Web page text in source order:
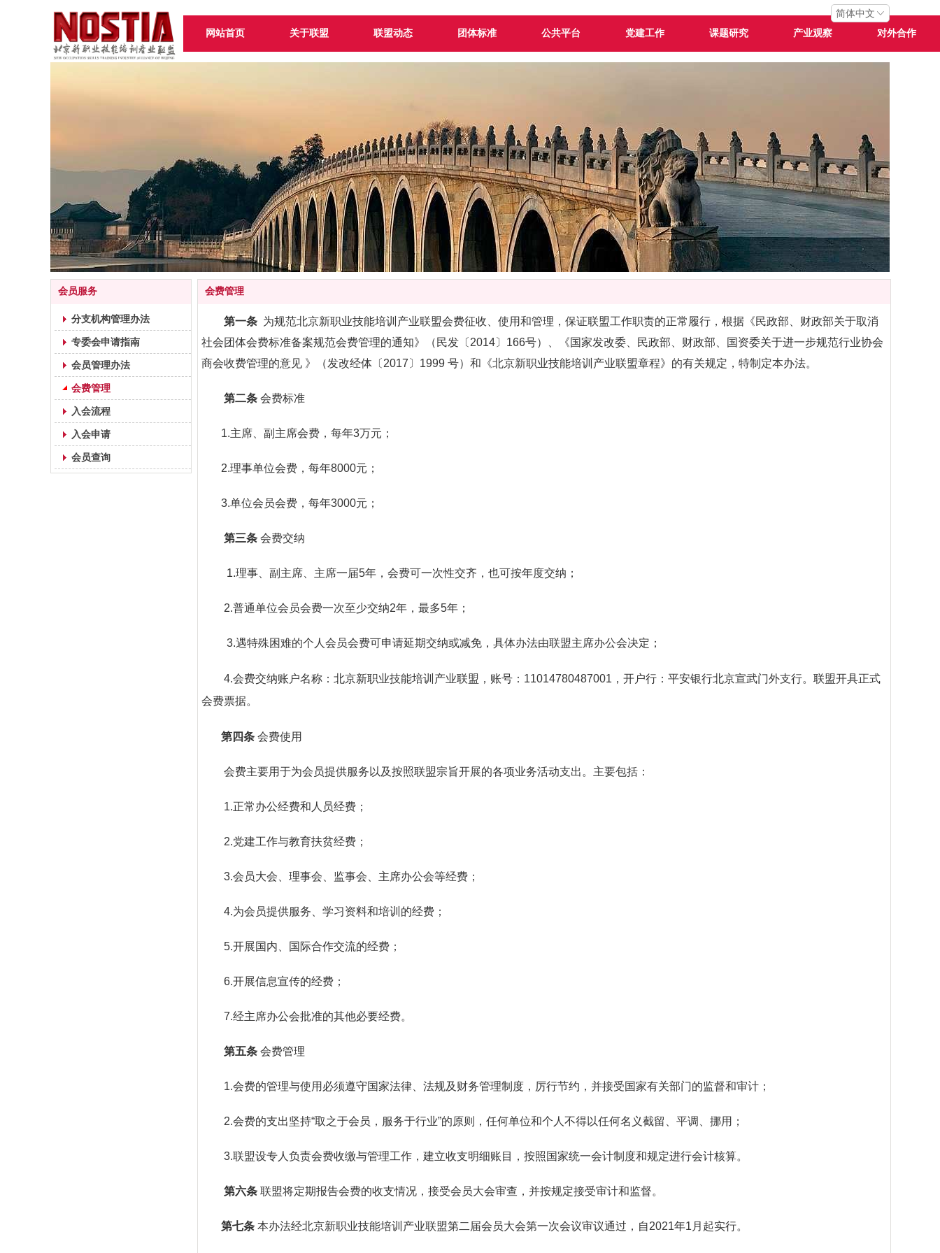
简体中文
网站首页 关于联盟 联盟动态 团体标准 公共平台 党建工作 课题研究 产业观察 对外合作
会员服务
分支机构管理办法
专委会申请指南
会员管理办法
会费管理
入会流程
入会申请
会员查询
会费管理
第一条 为规范北京新职业技能培训产业联盟会费征收、使用和管理，保证联盟工作职责的正常履行，根据《民政部、财政部关于取消
社会团体会费标准备案规范会费管理的通知》（民发〔2014〕166号）、《国家发改委、民政部、财政部、国资委关于进一步规范行业协会
商会收费管理的意见 》（发改经体〔2017〕1999 号）和《北京新职业技能培训产业联盟章程》的有关规定，特制定本办法。
第二条 会费标准
1.主席、副主席会费，每年3万元；
2.理事单位会费，每年8000元；
3.单位会员会费，每年3000元；
第三条 会费交纳
1.理事、副主席、主席一届5年，会费可一次性交齐，也可按年度交纳；
2.普通单位会员会费一次至少交纳2年，最多5年；
3.遇特殊困难的个人会员会费可申请延期交纳或减免，具体办法由联盟主席办公会决定；
4.会费交纳账户名称： 北京新职业技能培训产业联盟，账号：11014780487001，开户行：平安银行北京宣武门外支行。联盟开具正式
会费票据。
第四条 会费使用
会费主要用于为会员提供服务以及按照联盟宗旨开展的各项业务活动支出。主要包括：
1.正常办公经费和人员经费；
2.党建工作与教育扶贫经费；
3.会员大会、理事会、监事会、主席办公会等经费；
4.为会员提供服务、学习资料和培训的经费；
5.开展国内、国际合作交流的经费；
6.开展信息宣传的经费；
7.经主席办公会批准的其他必要经费。
第五条 会费管理
1.会费的管理与使用必须遵守国家法律、法规及财务管理制度，厉行节约，并接受国家有关部门的监督和审计；
2.会费的支出坚持“取之于会员，服务于行业”的原则，任何单位和个人不得以任何名义截留、平调、挪用；
3.联盟设专人负责会费收缴与管理工作，建立收支明细账目，按照国家统一会计制度和规定进行会计核算。
第六条 联盟将定期报告会费的收支情况，接受会员大会审查，并按规定接受审计和监督。
第七条 本办法经北京新职业技能培训产业联盟第二届会员大会第一次会议审议通过，自2021年1月起实行。